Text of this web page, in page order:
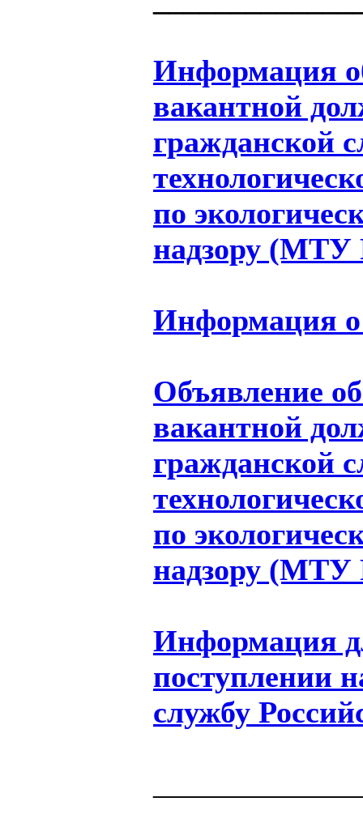
Информация
вакантной
гражданской
по
надзору (МТУ
Информация о
Объявление
вакантной
гражданской
по
надзору (МТУ
Информация
поступлении
службу